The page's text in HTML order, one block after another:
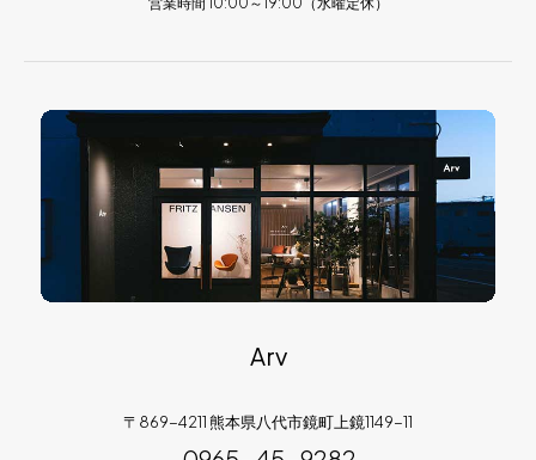
Arv
〒869-4211 熊本県八代市鏡町上鏡1149-11